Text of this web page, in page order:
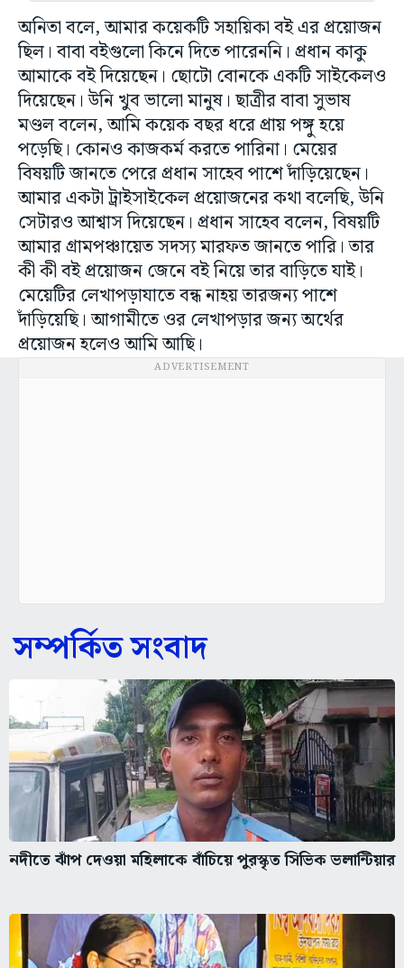
অনিতা বলে, আমার কয়েকটি সহায়িকা বই এর প্রয়োজন
ছিল। বাবা বইগুলো কিনে দিতে পারেননি। প্রধান কাকু
আমাকে বই দিয়েছেন। ছোটো বোনকে একটি সাইকেলও
দিয়েছেন। উনি খুব ভালো মানুষ। ছাত্রীর বাবা সুভাষ
মণ্ডল বলেন, আমি কয়েক বছর ধরে প্রায় পঙ্গু হয়ে
পড়েছি। কোনও কাজকর্ম করতে পারিনা। মেয়ের
বিষয়টি জানতে পেরে প্রধান সাহেব পাশে দাঁড়িয়েছেন।
আমার একটা ট্রাইসাইকেল প্রয়োজনের কথা বলেছি, উনি
সেটারও আশ্বাস দিয়েছেন। প্রধান সাহেব বলেন, বিষয়টি
আমার গ্রামপঞ্চায়েত সদস্য মারফত জানতে পারি। তার
কী কী বই প্রয়োজন জেনে বই নিয়ে তার বাড়িতে যাই।
মেয়েটির লেখাপড়াযাতে বন্ধ নাহয় তারজন্য পাশে
দাঁড়িয়েছি। আগামীতে ওর লেখাপড়ার জন্য অর্থের
প্রয়োজন হলেও আমি আছি।
ADVERTISEMENT
সম্পর্কিত সংবাদ
নদীতে ঝাঁপ দেওয়া মহিলাকে বাঁচিয়ে পুরস্কৃত সিভিক ভলান্টিয়ার